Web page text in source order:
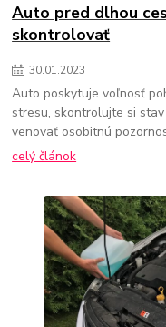
Auto pred dlhou
skontrolovať
30.01.2023
Auto poskytuje voľnosť
stresu, skontrolujte si
venovať osobitnú
celý článok